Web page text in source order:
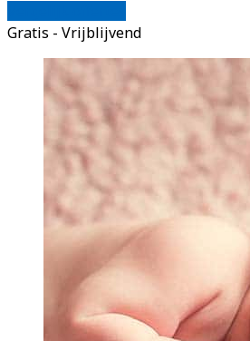
Gratis - Vrijblijvend